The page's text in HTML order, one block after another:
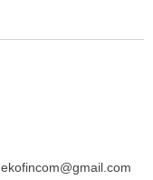
ekofincom@gmail.com